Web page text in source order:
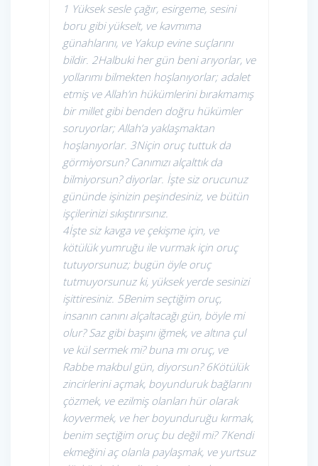
1 Yüksek sesle çağır, esirgeme, sesini
boru gibi yükselt, ve kavmıma
günahlarını, ve Yakup evine suçlarını
bildir. 2Halbuki her gün beni arıyorlar, ve
yollarımı bilmekten hoşlanıyorlar; adalet
etmiş ve Allah’ın hükümlerini bırakmamış
bir millet gibi benden doğru hükümler
soruyorlar; Allah’a yaklaşmaktan
hoşlanıyorlar. 3Niçin oruç tuttuk da
görmiyorsun? Canımızı alçalttık da
bilmiyorsun? diyorlar. İşte siz orucunuz
gününde işinizin peşindesiniz, ve bütün
işçilerinizi sıkıştırırsınız.
4İşte siz kavga ve çekişme için, ve
kötülük yumruğu ile vurmak için oruç
tutuyorsunuz; bugün öyle oruç
tutmuyorsunuz ki, yüksek yerde sesinizi
işittiresiniz. 5Benim seçtiğim oruç,
insanın canını alçaltacağı gün, böyle mi
olur? Saz gibi başını iğmek, ve altına çul
ve kül sermek mi? buna mı oruç, ve
Rabbe makbul gün, diyorsun? 6Kötülük
zincirlerini açmak, boyunduruk bağlarını
çözmek, ve ezilmiş olanları hür olarak
koyvermek, ve her boyunduruğu kırmak,
benim seçtiğim oruç bu değil mi? 7Kendi
ekmeğini aç olanla paylaşmak, ve yurtsuz